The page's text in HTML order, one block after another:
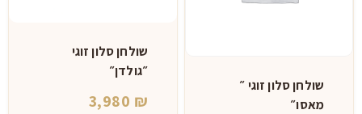
שולחן סלון זוגי ״
מאסו״
שולחן סלון זוגי
״גולדן״
3,980 ₪